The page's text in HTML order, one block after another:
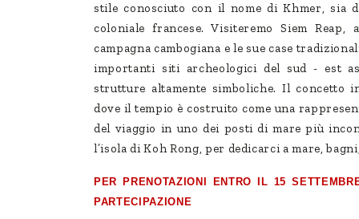
stile conosciuto con il nome di Khmer, sia
coloniale francese. Visiteremo Siem
campagna cambogiana e le sue case
importanti siti archeologici del sud - est
strutture altamente simboliche. Il concetto
dove il tempio è costruito come una
del viaggio in uno dei posti di mare più
l’isola di Koh Rong, per dedicarci a mare,
PER PRENOTAZIONI ENTRO IL 15
PARTECIPAZIONE